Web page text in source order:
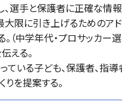
選手と保護者に正確な情報
限に引き上げるためのアド
中学年代・プロサッカー
える。
いる子ども、保護者、指
を提案する。